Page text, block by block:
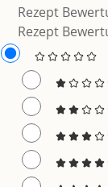
Rezept
Rezept